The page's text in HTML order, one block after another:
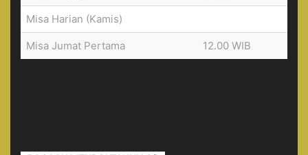
Misa Harian (Kamis)
Misa Jumat Pertama 12.00 WIB